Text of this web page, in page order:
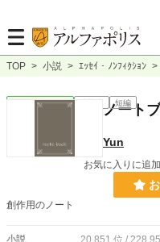
TOP > 小説 > ｴｯｾｲ・ﾉﾝﾌｨｸｼｮﾝ >
ｴｯｾｲ・ﾉﾝﾌｨｸｼｮﾝ 短編
ノート
Yun
お気に入りに追
創作用のノート
小説 20,851 位 /